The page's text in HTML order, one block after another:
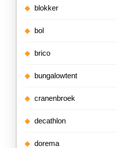
blokker
bol
brico
bungalowtent
cranenbroek
decathlon
dorema